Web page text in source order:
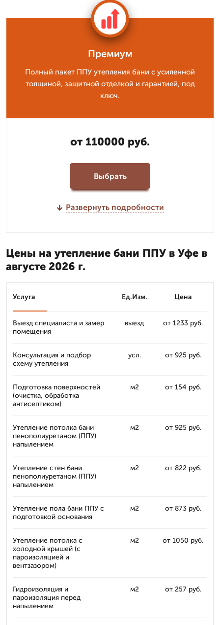
Премиум
Полный пакет ППУ утепления бани с усиленной
толщиной, защитной отделкой и гарантией, под
ключ.
от 110000 руб.
Выбрать
Развернуть подробности
Цены на утепление бани ППУ в Уфе в
августе 2026 г.
Услуга Ед.Изм. Цена
Выезд специалиста и замер
помещения
выезд от 1233 руб.
Консультация и подбор
схему утепления
усл. от 925 руб.
Подготовка поверхностей
(очистка, обработка
антисептиком)
м2 от 154 руб.
Утепление потолка бани
пенополиуретаном (ППУ)
напылением
м2 от 925 руб.
Утепление стен бани
пенополиуретаном (ППУ)
напылением
м2 от 822 руб.
Утепление пола бани ППУ с
подготовкой основания
м2 от 873 руб.
Утепление потолка с
холодной крышей (с
пароизоляцией и
вентзазором)
м2 от 1050 руб.
Гидроизоляция и
пароизоляция перед
напылением
м2 от 257 руб.